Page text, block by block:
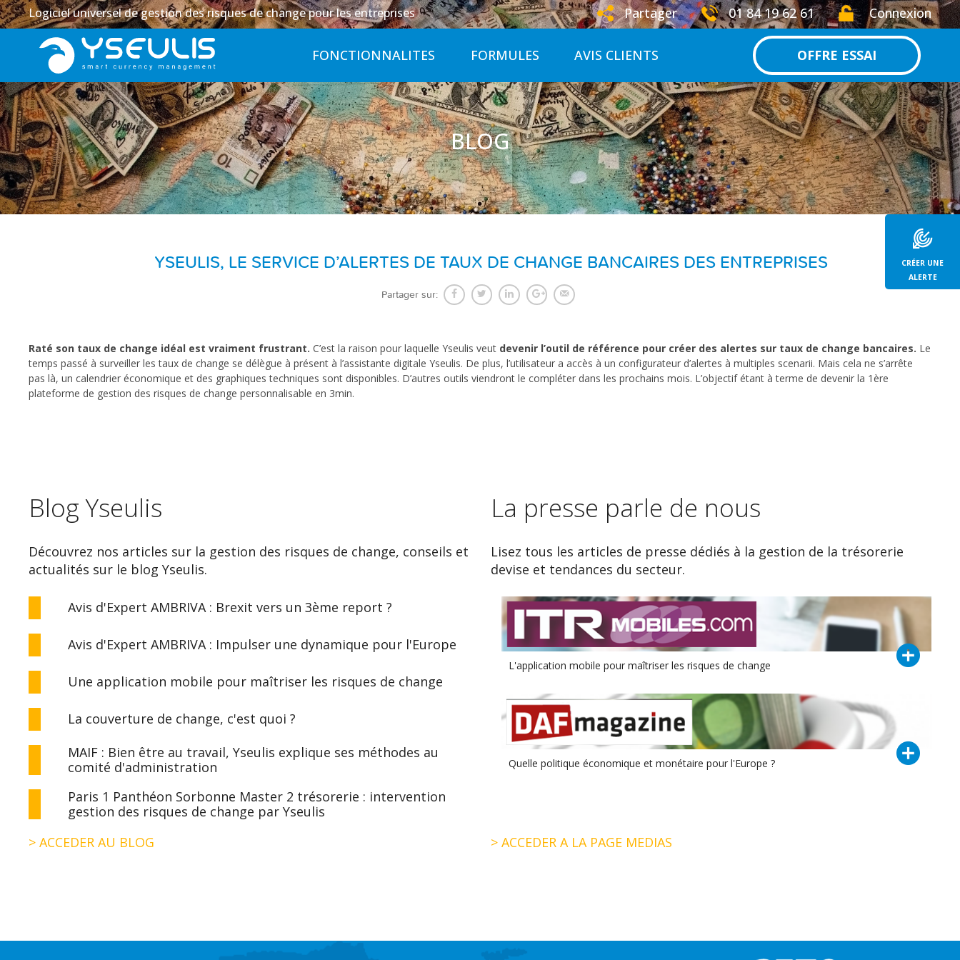
FONCTIONNALITES FORMULES AVIS CLIENTS OFFRE ESSAI
Logiciel universel de gestion des risques de change pour les entreprises Partager 01 84 19 62 61 Connexion
BLOG
YSEULIS, LE SERVICE D’ALERTES DE TAUX DE CHANGE BANCAIRES DES ENTREPRISES
Partager sur:
Raté son taux de change idéal est vraiment frustrant. C’est la raison pour laquelle Yseulis veut devenir l’outil de référence pour créer des alertes sur taux de change bancaires. Le
temps passé à surveiller les taux de change se délègue à présent à l’assistante digitale Yseulis. De plus, l’utilisateur a accès à un configurateur d’alertes à multiples scenarii. Mais cela ne s’arrête
pas là, un calendrier économique et des graphiques techniques sont disponibles. D’autres outils viendront le compléter dans les prochains mois. L’objectif étant à terme de devenir la 1ère
plateforme de gestion des risques de change personnalisable en 3min.
Blog Yseulis
Découvrez nos articles sur la gestion des risques de change, conseils et
actualités sur le blog Yseulis.
Avis d'Expert AMBRIVA : Brexit vers un 3ème report ?
Avis d'Expert AMBRIVA : Impulser une dynamique pour l'Europe
Une application mobile pour maîtriser les risques de change
La couverture de change, c'est quoi ?
MAIF : Bien être au travail, Yseulis explique ses méthodes au
comité d'administration
Paris 1 Panthéon Sorbonne Master 2 trésorerie : intervention
gestion des risques de change par Yseulis
> ACCEDER AU BLOG
La presse parle de nous
Lisez tous les articles de presse dédiés à la gestion de la trésorerie
devise et tendances du secteur.
L'application mobile pour maîtriser les risques de change
Quelle politique économique et monétaire pour l'Europe ?
> ACCEDER A LA PAGE MEDIAS
CRÉER UNE
ALERTE